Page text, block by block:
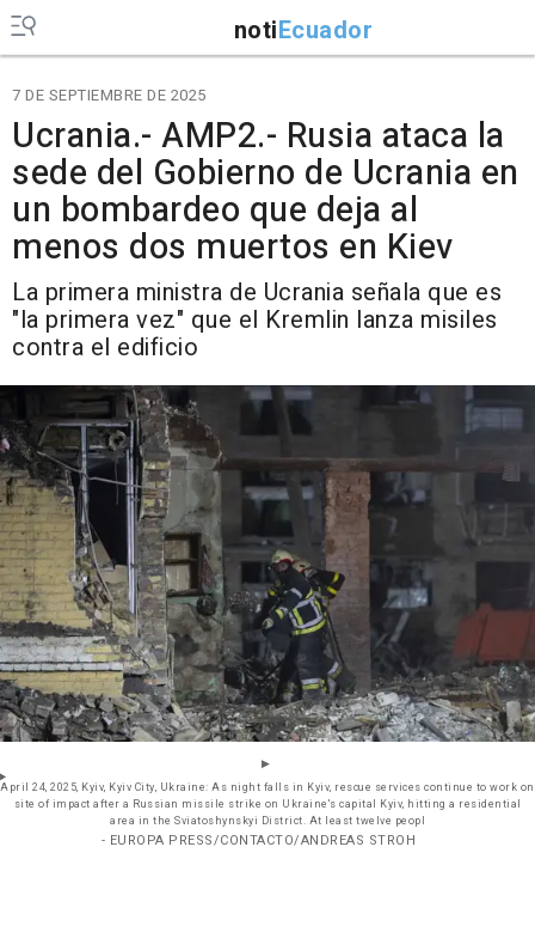
notiEcuador
7 DE SEPTIEMBRE DE 2025
Ucrania.- AMP2.- Rusia ataca la
sede del Gobierno de Ucrania en
un bombardeo que deja al
menos dos muertos en Kiev
La primera ministra de Ucrania señala que es
"la primera vez" que el Kremlin lanza misiles
contra el edificio
April 24, 2025, Kyiv, Kyiv City, Ukraine: As night falls in Kyiv, rescue services continue to work on
site of impact after a Russian missile strike on Ukraine's capital Kyiv, hitting a residential
area in the Sviatoshynskyi District. At least twelve peopl
- EUROPA PRESS/CONTACTO/ANDREAS STROH